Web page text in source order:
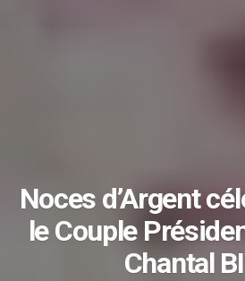
Noces d’Argent
le Couple
Chantal